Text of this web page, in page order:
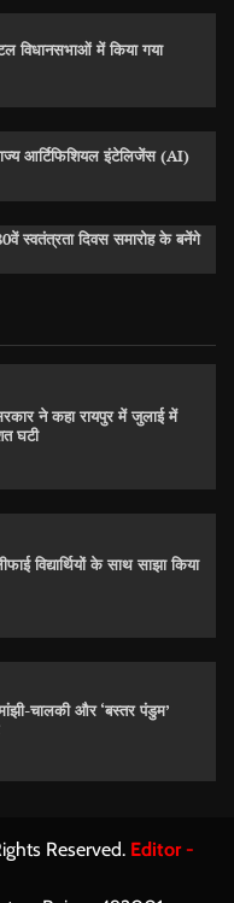
विधानसभाओं में किया गया
आर्टिफिशियल इंटेलिजेंस (AI)
स्वतंत्रता दिवस समारोह के बनेंगे
ने कहा रायपुर में जुलाई में
घटी
विद्यार्थियों के साथ साझा किया
चालकी और ‘बस्तर पंडुम’
Reserved. Editor -